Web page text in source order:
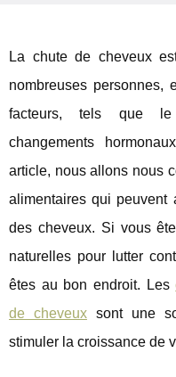
La chute de cheveux
nombreuses personnes,
facteurs, tels que le
changements
article, nous allons nous
alimentaires qui peuvent
des cheveux. Si vous
naturelles pour lutter
êtes au bon endroit. Les
de cheveuxsont une
stimuler la croissance de